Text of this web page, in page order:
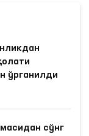
ўрганилди
сўнг